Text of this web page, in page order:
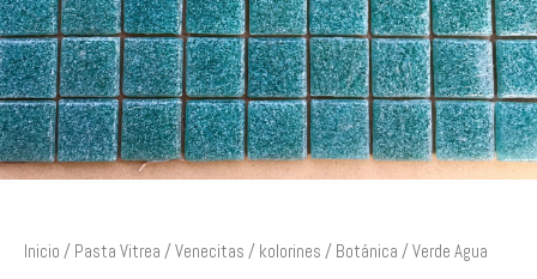
Inicio / Pasta Vitrea /Venecitas / kolorines / Botánica / Verde Agua